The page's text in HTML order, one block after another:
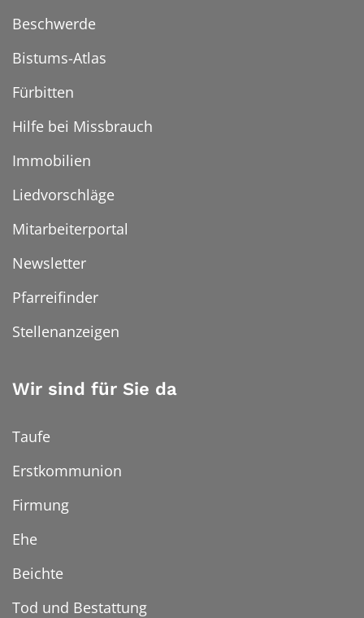
Beschwerde
Bistums-Atlas
Fürbitten
Hilfe bei Missbrauch
Immobilien
Liedvorschläge
Mitarbeiterportal
Newsletter
Pfarreifinder
Stellenanzeigen
Wir sind für Sie da
Taufe
Erstkommunion
Firmung
Ehe
Beichte
Tod und Bestattung